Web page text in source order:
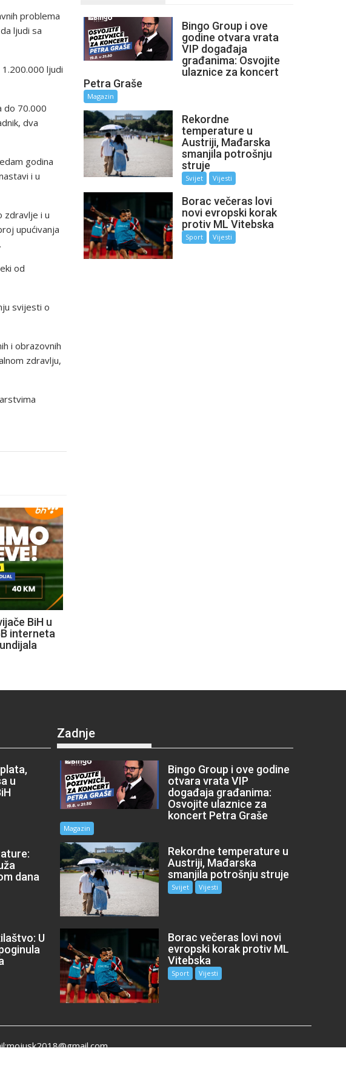
problema
ljudi sa
ljudi
do 70.000
dva
godina
i u
zdravlje i u
upućivanja
od
svijesti o
i obrazovnih
zdravlju,
BiH u
interneta
Bingo Group i ove
godine otvara vrata
VIP događaja
građanima: Osvojite
ulaznice za koncert
Petra Graše
Magazin
Rekordne
temperature u
Austriji, Mađarska
smanjila potrošnju
struje
Svijet Vijesti
Borac večeras lovi
novi evropski korak
protiv ML Vitebska
Sport Vijesti
u
dana
U
Zadnje
Bingo Group i ove godine
otvara vrata VIP
događaja građanima:
Osvojite ulaznice za
koncert Petra Graše
Magazin
Rekordne temperature u
Austriji, Mađarska
smanjila potrošnju struje
Svijet Vijesti
Borac večeras lovi novi
evropski korak protiv ML
Vitebska
Sport Vijesti